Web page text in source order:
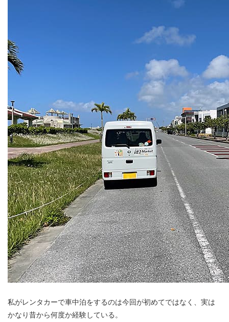
私がレンタカーで車中泊をするのは今回が初めてではなく、実は
かなり昔から何度か経験している。